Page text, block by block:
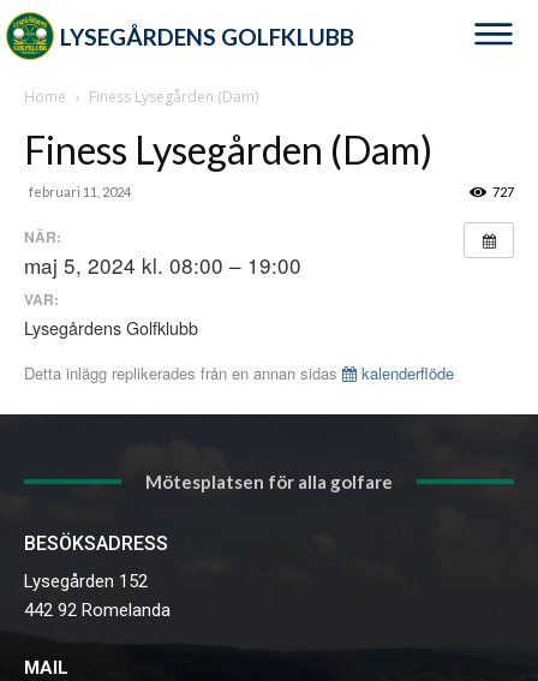
LYSEGÅRDENS GOLFKLUBB
Home Finess Lysegården (Dam)
Finess Lysegården (Dam)
februari 11, 2024 727
NÄR:
maj 5, 2024 kl. 08:00 – 19:00
VAR:
Lysegårdens Golfklubb
Detta inlägg replikerades från en annan sidas kalenderflöde
Mötesplatsen för alla golfare
BESÖKSADRESS
Lysegården 152
442 92 Romelanda
MAIL